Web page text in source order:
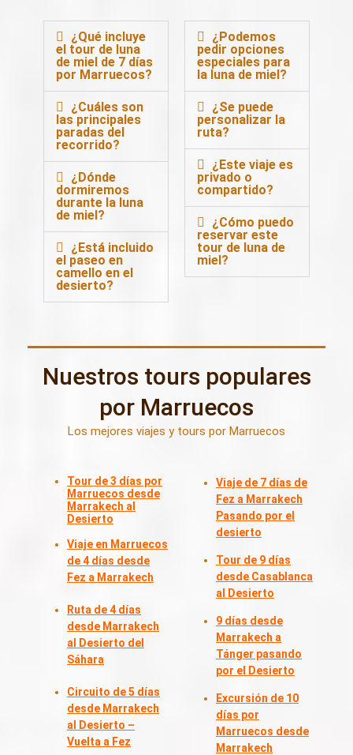
¿Qué incluye
el tour de luna
de miel de 7 días
por Marruecos?
¿Cuáles son
las principales
paradas del
recorrido?
¿Dónde
dormiremos
durante la luna
de miel?
¿Está incluido
el paseo en
camello en el
desierto?
¿Podemos
pedir opciones
especiales para
la luna de miel?
¿Se puede
personalizar la
ruta?
¿Este viaje es
privado o
compartido?
¿Cómo puedo
reservar este
tour de luna de
miel?
Nuestros tours populares
por Marruecos
Los mejores viajes y tours por Marruecos
Tour de 3 días por
Marruecos desde
Marrakech al
Desierto
Viaje en Marruecos
de 4 días desde
Fez a Marrakech
Ruta de 4 días
desde Marrakech
al Desierto del
Sáhara
Circuito de 5 días
desde Marrakech
al Desierto –
Vuelta a Fez
Viaje de 7 días de
Fez a Marrakech
Pasando por el
desierto
Tour de 9 días
desde Casablanca
al Desierto
9 días desde
Marrakech a
Tánger pasando
por el Desierto
Excursión de 10
días por
Marruecos desde
Marrakech